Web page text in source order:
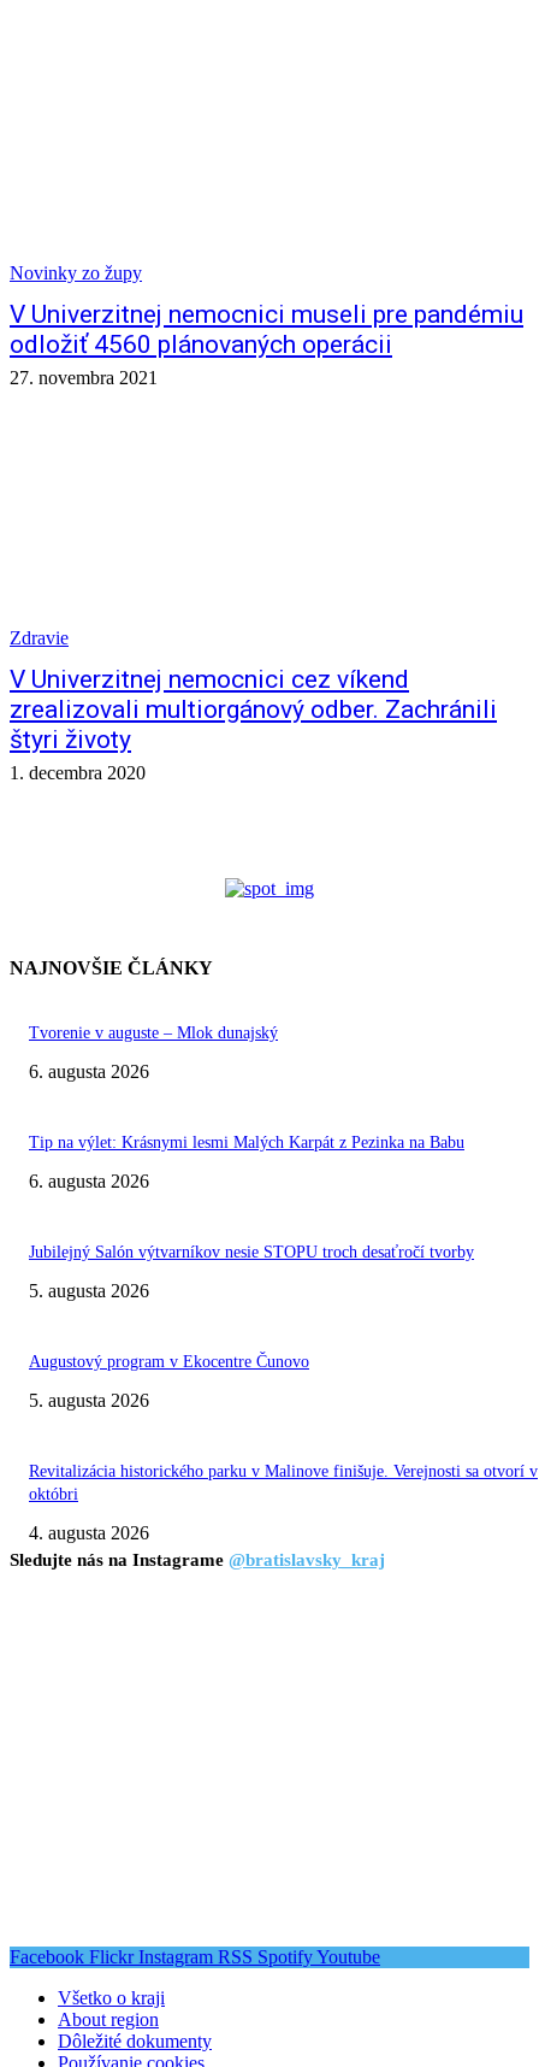
Novinky zo župy
V Univerzitnej nemocnici museli pre pandémiu
odložiť 4560 plánovaných operácii
27. novembra 2021
Zdravie
V Univerzitnej nemocnici cez víkend
zrealizovali multiorgánový odber. Zachránili
štyri životy
1. decembra 2020
NAJNOVŠIE ČLÁNKY
Tvorenie v auguste – Mlok dunajský
6. augusta 2026
Tip na výlet: Krásnymi lesmi Malých Karpát z Pezinka na Babu
6. augusta 2026
Jubilejný Salón výtvarníkov nesie STOPU troch desaťročí tvorby
5. augusta 2026
Augustový program v Ekocentre Čunovo
5. augusta 2026
Revitalizácia historického parku v Malinove finišuje. Verejnosti sa otvorí v
októbri
4. augusta 2026
Sledujte nás na Instagrame @bratislavsky_kraj
Facebook Flickr Instagram RSS SpotifyYoutube
Všetko o kraji
About region
Dôležité dokumenty